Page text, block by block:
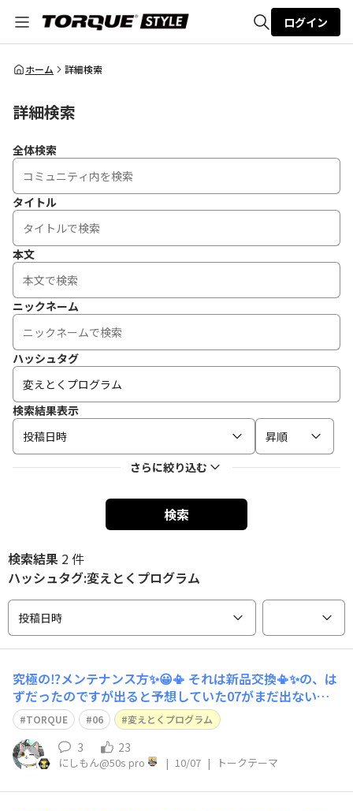
全体検索
ログイン
ホーム 詳細検索
詳細検索
全体検索
タイトル
本文
ニックネーム
ハッシュタグ
検索結果表示
投稿日時
昇順
さらに絞り込む
検索
検索結果 2 件
ハッシュタグ:変えとくプログラム
投稿日時
究極の⁉️メンテナンス方✨😀📳 それは新品交換📳✨の、は
ずだったのですが出ると予想していた07がまだ出ない🥲
💧 とりあえずボコボコの06を返して、１週間、、、外装
は関係なさそうな返事が来ました📩
TORQUE 06 変えとくプログラム
3 23
にしもん@50s pro | 10/07 | トークテーマ